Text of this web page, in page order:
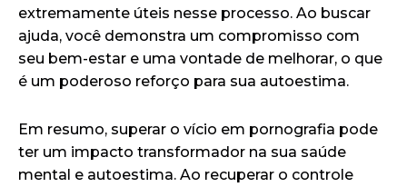
extremamente úteis nesse processo. Ao buscar
ajuda, você demonstra um compromisso com
seu bem-estar e uma vontade de melhorar, o que
é um poderoso reforço para sua autoestima.
Em resumo, superar o vício em pornografia pode
ter um impacto transformador na sua saúde
mental e autoestima. Ao recuperar o controle